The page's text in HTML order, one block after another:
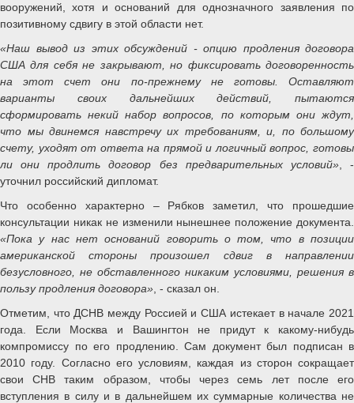
вооружений, хотя и оснований для однозначного заявления по
позитивному сдвигу в этой области нет.
«Наш вывод из этих обсуждений - опцию продления договора
США для себя не закрывают, но фиксировать договоренность
на этот счет они по-прежнему не готовы. Оставляют
варианты своих дальнейших действий, пытаются
сформировать некий набор вопросов, по которым они ждут,
что мы двинемся навстречу их требованиям, и, по большому
счету, уходят от ответа на прямой и логичный вопрос, готовы
ли они продлить договор без предварительных условий», -
уточнил российский дипломат.
Что особенно характерно – Рябков заметил, что прошедшие
консультации никак не изменили нынешнее положение документа.
«Пока у нас нет оснований говорить о том, что в позиции
американской стороны произошел сдвиг в направлении
безусловного, не обставленного никаким условиями, решения в
пользу продления договора» , - сказал он.
Отметим, что ДСНВ между Россией и США истекает в начале 2021
года. Если Москва и Вашингтон не придут к какому-нибудь
компромиссу по его продлению. Сам документ был подписан в
2010 году. Согласно его условиям, каждая из сторон сокращает
свои СНВ таким образом, чтобы через семь лет после его
вступления в силу и в дальнейшем их суммарные количества не